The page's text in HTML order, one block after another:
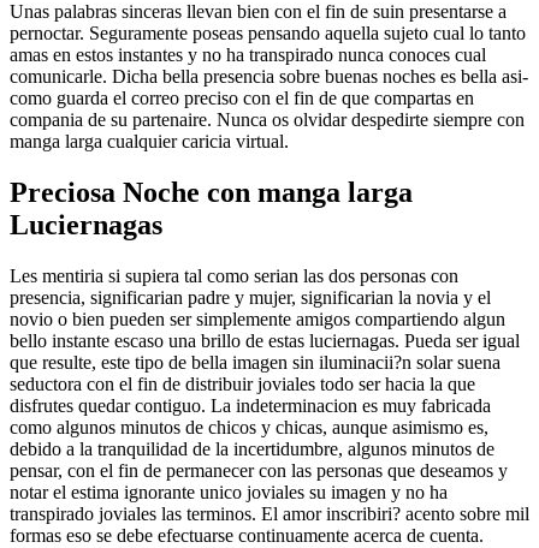
Unas palabras sinceras llevan bien con el fin de suin presentarse a
pernoctar. Seguramente poseas pensando aquella sujeto cual lo tanto
amas en estos instantes y no ha transpirado nunca conoces cual
comunicarle. Dicha bella presencia sobre buenas noches es bella asi­
como guarda el correo preciso con el fin de que compartas en
compania de su partenaire. Nunca os olvidar despedirte siempre con
manga larga cualquier caricia virtual.
Preciosa Noche con manga larga
Luciernagas
Les mentiria si supiera tal como serian las dos personas con
presencia, significarian padre y mujer, significarian la novia y el
novio o bien pueden ser simplemente amigos compartiendo algun
bello instante escaso una brillo de estas luciernagas. Pueda ser igual
que resulte, este tipo de bella imagen sin iluminacii?n solar suena
seductora con el fin de distribuir joviales todo ser hacia la que
disfrutes quedar contiguo. La indeterminacion es muy fabricada
como algunos minutos de chicos y chicas, aunque asimismo es,
debido a la tranquilidad de la incertidumbre, algunos minutos de
pensar, con el fin de permanecer con las personas que deseamos y
notar el estima ignorante unico joviales su imagen y no ha
transpirado joviales las terminos. El amor inscribiri? acento sobre mil
formas eso se debe efectuarse continuamente acerca de cuenta.